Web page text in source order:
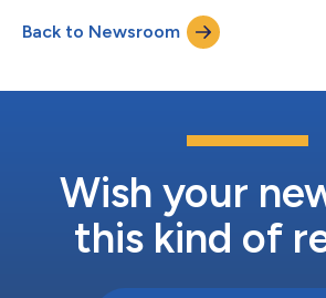
platine et coorganise également le
Olympics avec plus de 1 000 participants.
neuvième région europé...
Back to Newsroom
Wish your
this kind of